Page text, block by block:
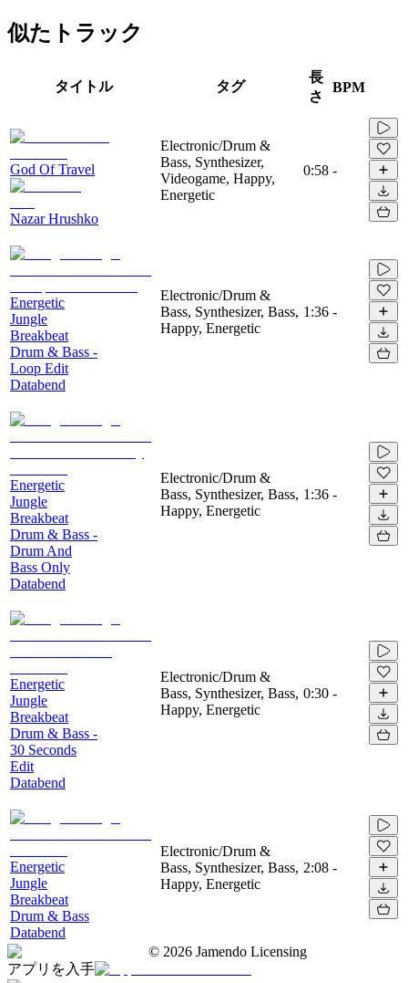
似たトラック
タイトル タグ
長
さ
BPM
God Of Travel
Nazar Hrushko
Electronic/Drum &
Bass, Synthesizer,
Videogame, Happy,
Energetic
0:58 -
Energetic
Jungle
Breakbeat
Drum & Bass -
Loop Edit
Databend
Electronic/Drum &
Bass, Synthesizer, Bass,
Happy, Energetic
1:36 -
Energetic
Jungle
Breakbeat
Drum & Bass -
Drum And
Bass Only
Databend
Electronic/Drum &
Bass, Synthesizer, Bass,
Happy, Energetic
1:36 -
Energetic
Jungle
Breakbeat
Drum & Bass -
30 Seconds
Edit
Databend
Electronic/Drum &
Bass, Synthesizer, Bass,
Happy, Energetic
0:30 -
Energetic
Jungle
Breakbeat
Drum & Bass
Databend
Electronic/Drum &
Bass, Synthesizer, Bass,
Happy, Energetic
2:08 -
© 2026 Jamendo Licensing
アプリを入手